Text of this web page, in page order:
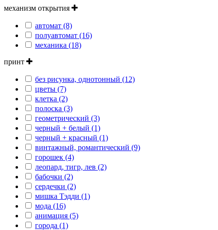
механизм открытия
автомат (8)
полуавтомат (16)
механика (18)
принт
без рисунка, однотонный (12)
цветы (7)
клетка (2)
полоска (3)
геометрический (3)
черный + белый (1)
черный + красный (1)
винтажный, романтический (9)
горошек (4)
леопард, тигр, лев (2)
бабочки (2)
сердечки (2)
мишка Тэдди (1)
мода (16)
анимация (5)
города (1)